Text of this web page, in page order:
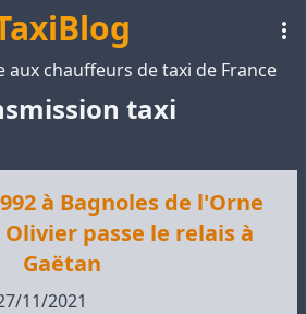
aux chauffeurs de taxi de France
taxi
à Bagnoles de l'Orne
passe le relais à
Gaëtan
11/2021